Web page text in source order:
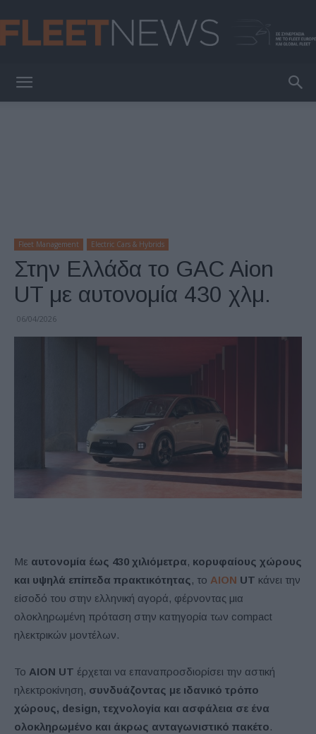
Fleet Management Electric Cars & Hybrids
Στην Ελλάδα το GAC Aion
UT με αυτονομία 430 χλμ.
06/04/2026
Με αυτονομία έως 430 χιλιόμετρα, κορυφαίους χώρους
και υψηλά επίπεδα πρακτικότητας , το AION UT κάνει την
είσοδό του στην ελληνική αγορά, φέρνοντας μια
ολοκληρωμένη πρόταση στην κατηγορία των compact
ηλεκτρικών μοντέλων.
Το AION UT έρχεται να επαναπροσδιορίσει την αστική
ηλεκτροκίνηση, συνδυάζοντας με ιδανικό τρόπο
χώρους, design, τεχνολογία και ασφάλεια σε ένα
ολοκληρωμένο και άκρως ανταγωνιστικό πακέτο.